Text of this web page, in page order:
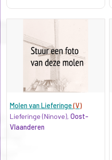
Molen van Lieferinge(V)
Lieferinge (Ninove), Oost-
Vlaanderen